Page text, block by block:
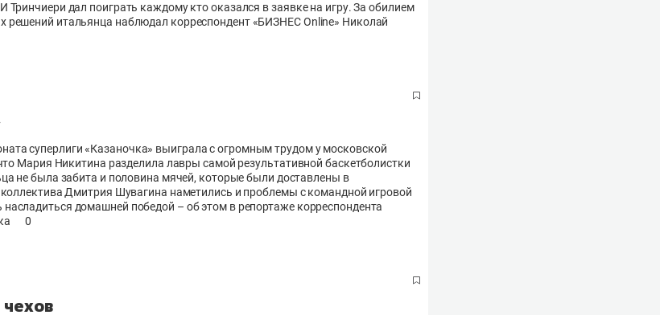
Тринчиери дал поиграть каждому кто оказался в заявке на игру. За обилием
решений итальянца наблюдал корреспондент «БИЗНЕС Online» Николай
суперлиги «Казаночка» выиграла с огромным трудом у московской
Мария Никитина разделила лавры самой результативной баскетболистки
не была забита и половина мячей, которые были доставлены в
коллектива Дмитрия Шувагина наметились и проблемы с командной игровой
домашней победой – об этом в репортаже корреспондента
0